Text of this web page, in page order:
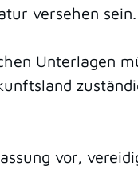
versehen sein.
Unterlagen
vor,